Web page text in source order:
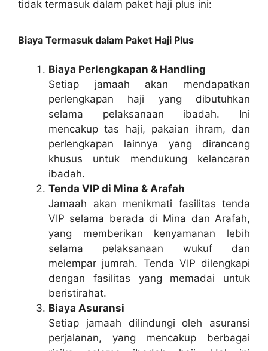
tidak termasuk dalam paket haji plus ini:
Biaya Termasuk dalam Paket Haji Plus
Biaya Perlengkapan & Handling
Setiap jamaah akan mendapatkan
perlengkapan haji yang dibutuhkan
selama pelaksanaan ibadah. Ini
mencakup tas haji, pakaian ihram, dan
perlengkapan lainnya yang dirancang
khusus untuk mendukung kelancaran
ibadah.
Tenda VIP di Mina & Arafah
Jamaah akan menikmati fasilitas tenda
VIP selama berada di Mina dan Arafah,
yang memberikan kenyamanan lebih
selama pelaksanaan wukuf dan
melempar jumrah. Tenda VIP dilengkapi
dengan fasilitas yang memadai untuk
beristirahat.
Biaya Asuransi
Setiap jamaah dilindungi oleh asuransi
perjalanan, yang mencakup berbagai